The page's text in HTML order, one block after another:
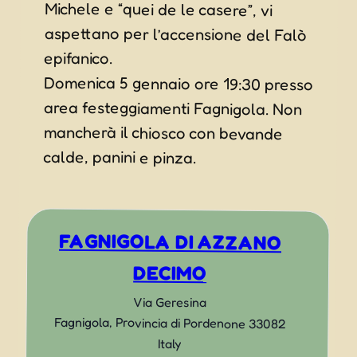
epifanico.
Domenica 5 gennaio ore 19:30 presso
area festeggiamenti Fagnigola. Non
mancherà il chiosco con bevande
calde, panini e pinza.
FAGNIGOLA DI AZZANO
DECIMO
Via Geresina
Fagnigola, Provincia di Pordenone 33082
Italy